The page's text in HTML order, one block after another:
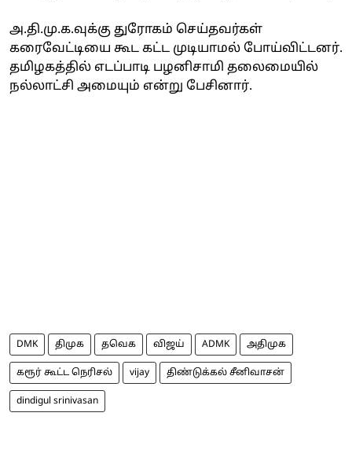
அ.தி.மு.க.வுக்கு துரோகம் செய்தவர்கள்
கரைவேட்டியை கூட கட்ட முடியாமல் போய்விட்டனர்.
தமிழகத்தில் எடப்பாடி பழனிசாமி தலைமையில்
நல்லாட்சி அமையும் என்று பேசினார்.
DMK திமுக தவெக விஜய் ADMK அதிமுக
கரூர் கூட்ட நெரிசல் vijay திண்டுக்கல் சீனிவாசன்
dindigul srinivasan